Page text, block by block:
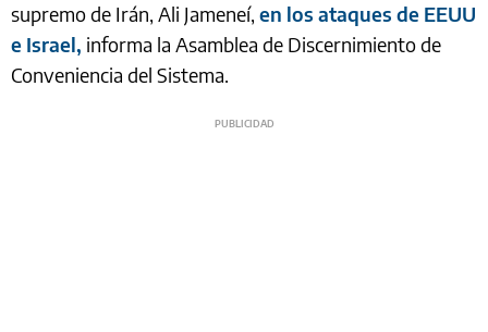
supremo de Irán, Ali Jameneí, en los ataques de EEUU
e Israel, informa la Asamblea de Discernimiento de
Conveniencia del Sistema.